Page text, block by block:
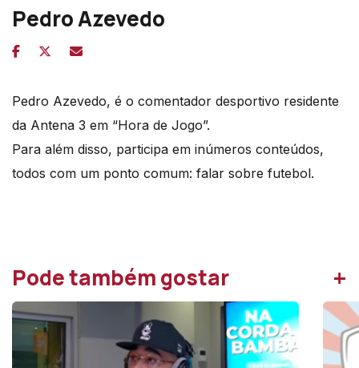
Pedro Azevedo
Pedro Azevedo, é o comentador desportivo residente
da Antena 3 em “Hora de Jogo”.
Para além disso, participa em inúmeros conteúdos,
todos com um ponto comum: falar sobre futebol.
Pode também gostar +